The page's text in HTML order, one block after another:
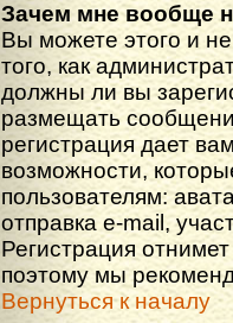
Зачем мне вообще
Вы можете этого и
того, как
должны ли вы
размещать
регистрация дает
возможности,
пользователям:
отправка e-mail,
Регистрация
поэтому мы
Вернуться к началу